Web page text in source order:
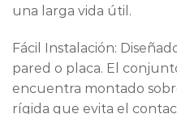
una larga vida útil.
Fácil Instalación:
pared o placa. El
encuentra montado
rígida que evita el